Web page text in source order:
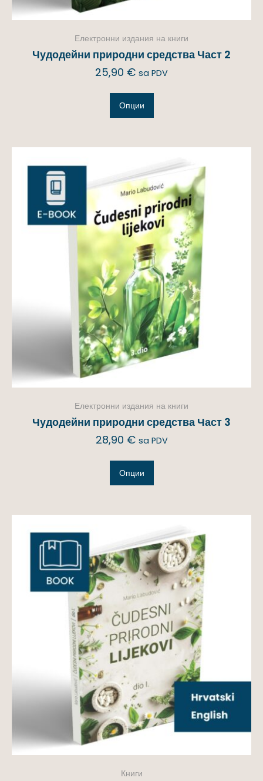
Електронни издания на книги
Чудодейни природни средства Част 2
25,90 € sa PDV
Опции
Електронни издания на книги
Чудодейни природни средства Част 3
28,90 € sa PDV
Опции
Книги